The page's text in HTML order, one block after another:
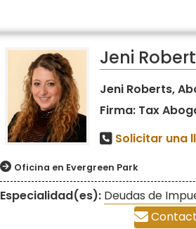
Jeni
Jeni Roberts,
Firma: Tax
Solicitar una
Oficina en Evergreen Park
Especialidad(es): Deudas de